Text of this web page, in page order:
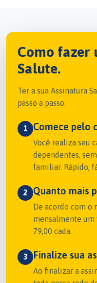
Como fazer
Salute.
Ter a sua Assinatura
passo a passo.
1 Comece pelo
Você realiza seu
dependentes,
familiar. Rápido,
2 Quanto mais
De acordo com o
mensalmente um
79,00 cada.
3 Finalize sua
Ao finalizar a